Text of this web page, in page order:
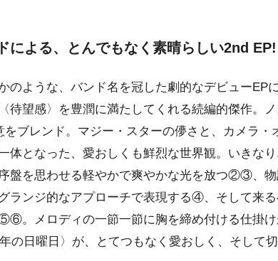
による、とんでもなく素晴らしい2nd EP!
のような、バンド名を冠した劇的なデビューEP
待望感〉を豊潤に満たしてくれる続編的傑作。
をブレンド。マジー・スターの儚さと、カメラ
体となった、愛おしくも鮮烈な世界観。いきな
盤を思わせる軽やかで爽やかな光を放つ②③、物
ランジ的なアプローチで表現する④、そして来
。メロディの一節一節に胸を締め付ける仕掛
の日曜日〉が、とてつもなく愛おしく、そして